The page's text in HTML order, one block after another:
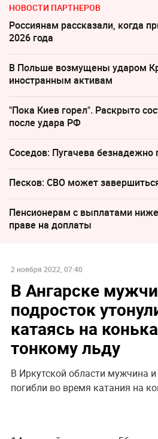
НОВОСТИ ПАРТНЕРОВ
Россиянам рассказали, когда
2026 года
В Польше возмущены ударом
иностранным активам
"Пока Киев горел". Раскрыто
после удара РФ
Соседов: Пугачева безнадежно
Песков: СВО может
Пенсионерам с выплатами
праве на доплаты
2 ноября 2022, 07:40
В Ангарске
подросток
катаясь на
тонкому льду
В Иркутской области мужчина
погибли во время катания на